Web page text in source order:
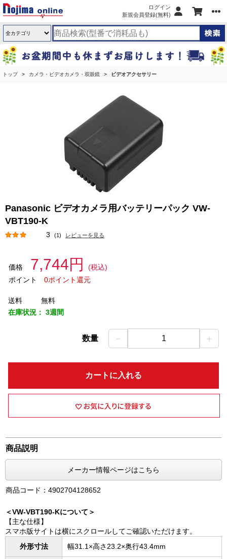
ログイン
新規会員登録(無料)
トップ カメラ・ビデオカメラ・双眼鏡 ビデオアクセサリー
Panasonic ビデオカメラ用バッテリーパック VW-
VBT190-K
3 (1) レビューを見る
価格 7,744円
(税込)
ポイント
0ポイント還元
送料
無料
在庫状況： 3週間
数量 － 1 ＋
カートに入れる
商品説明
メーカー情報ページはこちら
商品コード：4902704128652
＜VW-VBT190-Kについて＞
【主な仕様】
スマホ版サイトは横にスクロールしてご確認いただけます。
外形寸法
幅31.1×高さ23.2×奥行43.4mm